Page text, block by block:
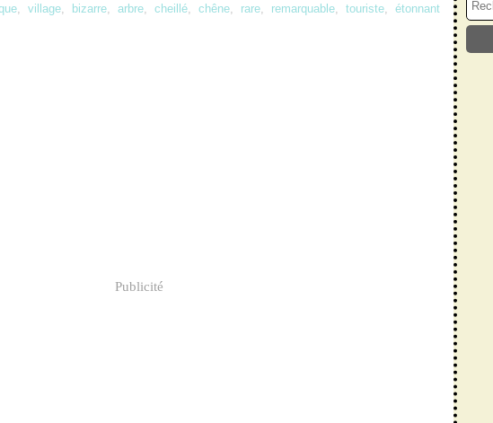
, village, bizarre, arbre, cheillé, chêne, rare, remarquable, touriste, étonnant
Publicité